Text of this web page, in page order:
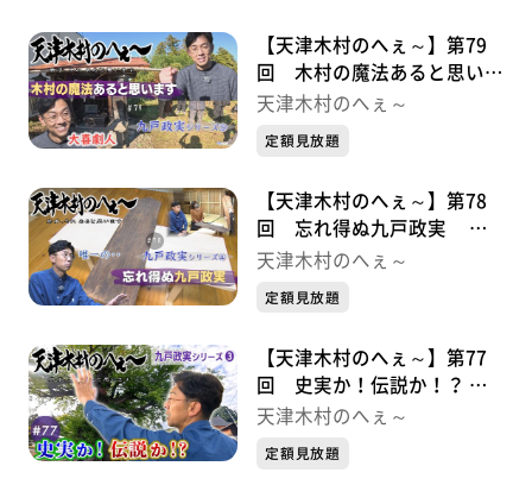
【天津木村のへぇ～】第79
回 木村の魔法あると思いま
す 九戸政実シリーズ➄
天津木村のへぇ～
定額見放題
【天津木村のへぇ～】第78
回 忘れ得ぬ九戸政実 九
戸政実シリーズ➃
天津木村のへぇ～
定額見放題
【天津木村のへぇ～】第77
回 史実か！伝説か！？ 九
戸政実シリーズ➂
天津木村のへぇ～
定額見放題